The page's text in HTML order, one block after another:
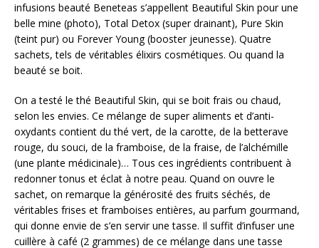
infusions beauté Beneteas s’appellent Beautiful Skin pour une
belle mine (photo), Total Detox (super drainant), Pure Skin
(teint pur) ou Forever Young (booster jeunesse). Quatre
sachets, tels de véritables élixirs cosmétiques. Ou quand la
beauté se boit.
On a testé le thé Beautiful Skin, qui se boit frais ou chaud,
selon les envies. Ce mélange de super aliments et d’anti-
oxydants contient du thé vert, de la carotte, de la betterave
rouge, du souci, de la framboise, de la fraise, de l’alchémille
(une plante médicinale)… Tous ces ingrédients contribuent à
redonner tonus et éclat à notre peau. Quand on ouvre le
sachet, on remarque la générosité des fruits séchés, de
véritables frises et framboises entières, au parfum gourmand,
qui donne envie de s’en servir une tasse. Il suffit d’infuser une
cuillère à café (2 grammes) de ce mélange dans une tasse